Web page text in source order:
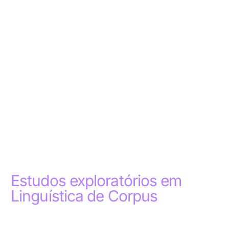
Estudos exploratórios em
Linguística de Corpus